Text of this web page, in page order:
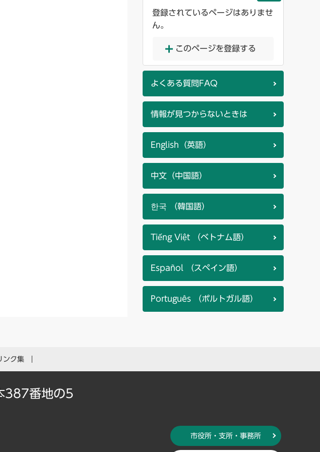
登録されているページはありませ
ん。
このページを登録する
よくある質問FAQ
情報が見つからないときは
English（英語）
中文（中国語）
한국 （韓国語）
Tiếng Việt （ベトナム語）
Español （スペイン語）
Português （ポルトガル語）
ンク集
387番地の5
市役所・支所・事務所